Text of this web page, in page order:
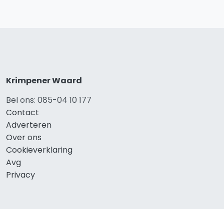
Krimpener Waard
Bel ons: 085-04 10 177
Contact
Adverteren
Over ons
Cookieverklaring
Avg
Privacy